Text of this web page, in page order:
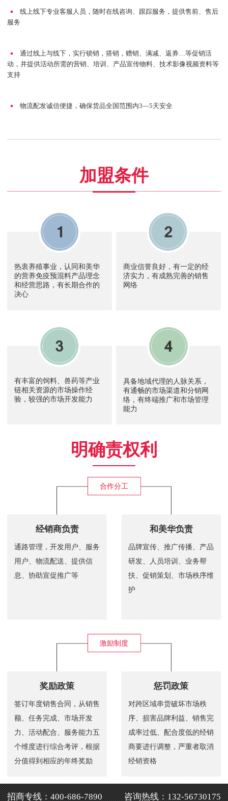
线上线下专业客服人员，随时在线咨询、跟踪服务，提供售前、售后
服务
通过线上与线下，实行锁销，搭销，赠销、满减、返券…等促销活
动，并提供活动所需的营销、培训、产品宣传物料、技术影像视频资料等
支持
物流配发诚信便捷，确保货品全国范围内3—5天安全
加盟条件
热衷养殖事业，认同和美华
的营养免疫预混料产品理念
和经营思路，有长期合作的
决心
商业信誉良好，有一定的经
济实力，有成熟完善的销售
网络
有丰富的饲料、兽药等产业
链相关资源的市场操作经
验，较强的市场开发能力
具备地域代理的人脉关系，
有通畅的市场渠道和分销网
络，有终端推广和市场管理
能力
明确责权利
合作分工
经销商负责
通路管理，开发用户、服务
用户、物流配送、提供信
息、协助宣促推广等
和美华负责
品牌宣传、推广传播、产品
研发、人员培训、业务帮
扶、促销策划、市场秩序维
护
激励制度
奖励政策
签订年度销售合同，从销售
额、任务完成、市场开发
力、活动配合、服务能力五
个维度进行综合考评，根据
分值得到相应的年终奖励
惩罚政策
对跨区域串货破坏市场秩
序、损害品牌利益、销售完
成率过低、配合度低的经销
商要进行调整，严重者取消
经销资格
招商专线：400-686-7890 咨询热线：132-56730175